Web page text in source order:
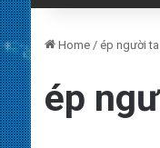
Home / ép người
ép